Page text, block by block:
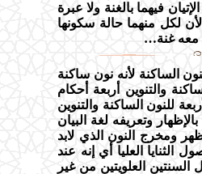
فيهما بالغنة ولا عبرة
لكل منهما حالة سكونها
معه غنة…
الساكنة لأنه نون ساكنة
والتنوين أربعة أحكام
للنون الساكنة والتنوين
وتعريفه لغة البيان
ومخرج النون الذي لابد
العليا أي إنه عند
العلويتين من غير